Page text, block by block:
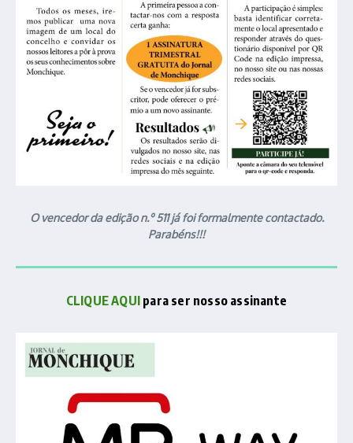
O vencedor da edição n.º 511 já foi formalmente contactado.
Parabéns!!!
CLIQUE AQUI para ser nosso assinante